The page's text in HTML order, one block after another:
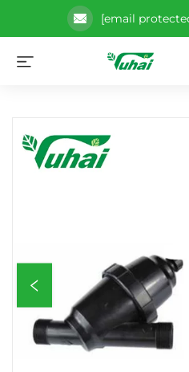
[email